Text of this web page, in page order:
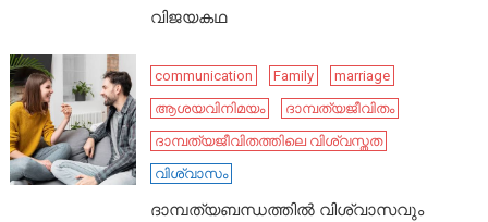
വിജയകഥ
communication Family
marriage
ആശയവിനിമയം
ദാമ്പത്യജീവിതം
ദാമ്പത്യജീവിതത്തിലെ വിശ്വസ്തത
വിശ്വാസം
ദാമ്പത്യബന്ധത്തിൽ വിശ്വാസവും